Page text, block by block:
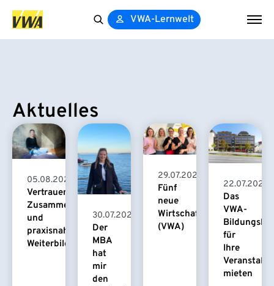
VWA-Lernwelt
Aktuelles
05.08.2026
Vertrauensvolle
Zusammenarbeit
und
praxisnahe
Weiterbildung
30.07.2026
Der
MBA
hat
mir
den
29.07.2026
Fünf
neue
Wirtschaftspsychologinnen
(VWA)
22.07.2026
Das
VWA-
für
Ihre
mieten